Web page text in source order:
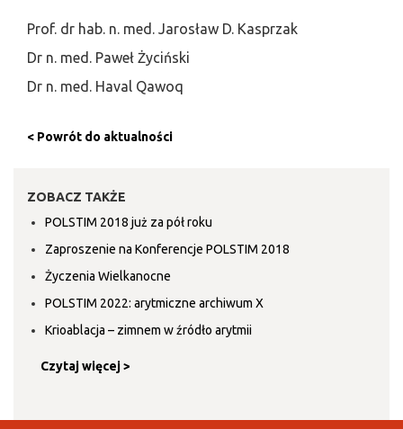
Prof. dr hab. n. med. Jarosław D. Kasprzak
Dr n. med. Paweł Życiński
Dr n. med. Haval Qawoq
< Powrót do aktualności
ZOBACZ TAKŻE
POLSTIM 2018 już za pół roku
Zaproszenie na Konferencje POLSTIM 2018
Życzenia Wielkanocne
POLSTIM 2022: arytmiczne archiwum X
Krioablacja – zimnem w źródło arytmii
Czytaj więcej >